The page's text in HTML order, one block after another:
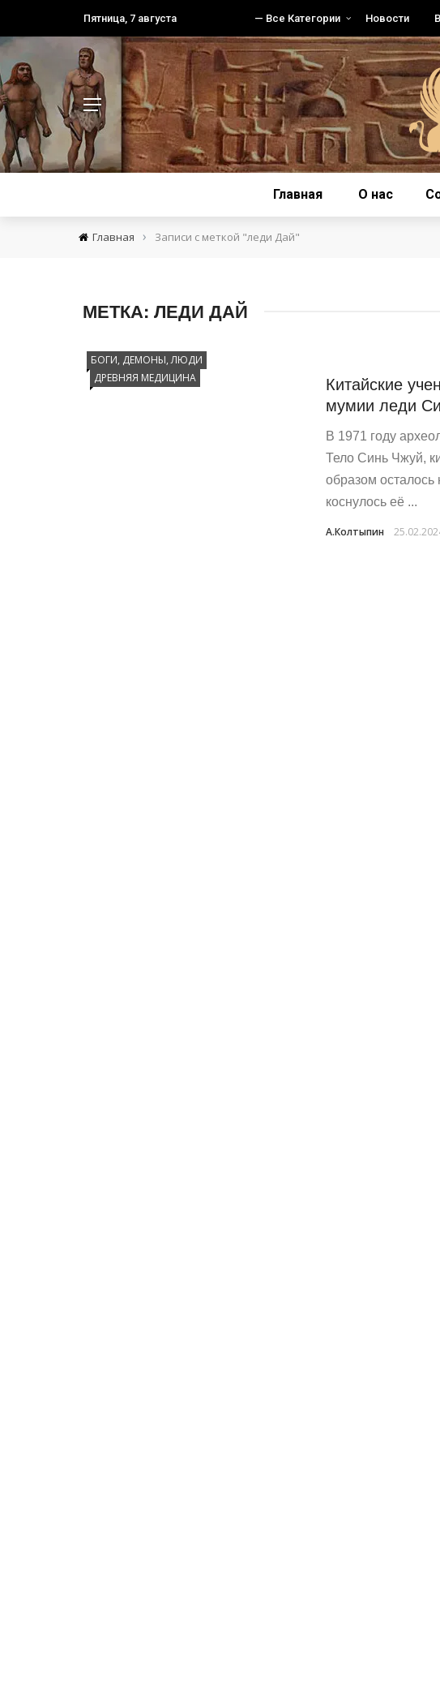
Пятница, 7 августа — Все Категории Новости
Главная О нас
Главная › Записи с меткой "леди Дай"
МЕТКА: ЛЕДИ ДАЙ
БОГИ, ДЕМОНЫ, ЛЮДИ
ДРЕВНЯЯ МЕДИЦИНА
Китайские
мумии леди
В 1971 году
Тело Синь Чжуй,
образом
коснулось её ...
А.Колтыпин